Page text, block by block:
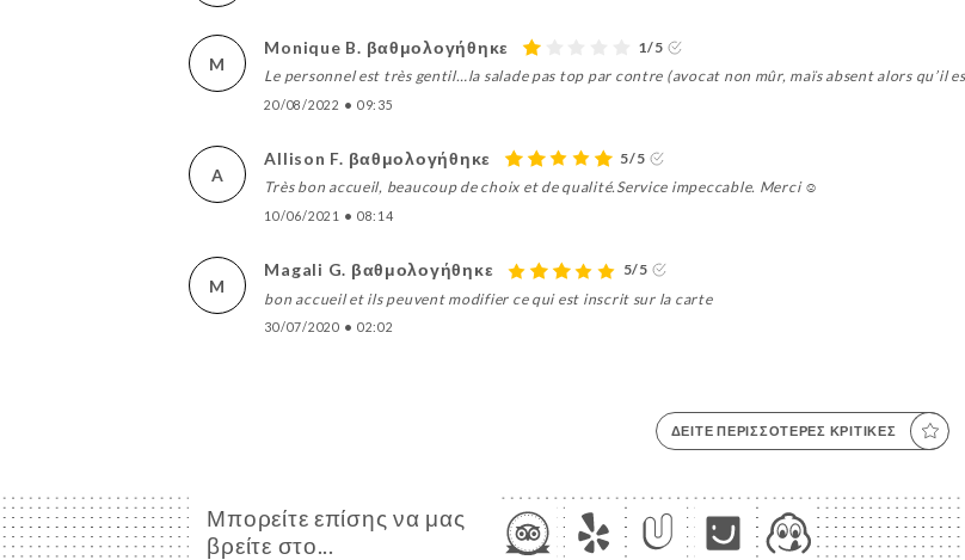
M
Monique B. βαθμολογήθηκε
1/5
Le personnel est très gentil…la salade pas top par contre (avocat non mûr, maïs absent alors qu’il
20/08/2022 • 09:35
A
Allison F. βαθμολογήθηκε
5/5
Très bon accueil, beaucoup de choix et de qualité.Service impeccable. Merci ☺️
10/06/2021 • 08:14
M
Magali G. βαθμολογήθηκε
5/5
bon accueil et ils peuvent modifier ce qui est inscrit sur la carte
30/07/2020 • 02:02
ΔΕΊΤΕ ΠΕΡΙΣΣΌΤΕΡΕΣ ΚΡΙΤΙΚΈΣ
Μπορείτε επίσης να μας
βρείτε στο...